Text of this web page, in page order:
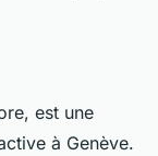
est une
à Genève.